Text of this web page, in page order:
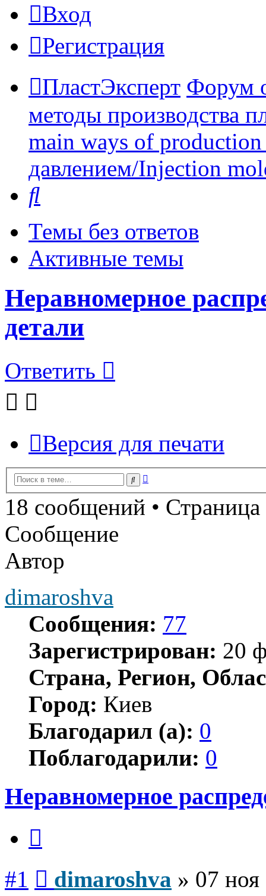
Вход
Регистрация
ПластЭксперт Форум
методы производства
main ways of
давлением/Injection
Темы без ответов
Активные темы
Неравномерное
детали
Ответить
Версия для печати
Поиск
18 сообщений • Страница
Сообщение
Автор
dimaroshva
Сообщения: 77
Зарегистрирован: 20
Страна, Регион,
Город: Киев
Благодарил (а): 0
Поблагодарили: 0
Неравномерное
#1 dimaroshva » 07